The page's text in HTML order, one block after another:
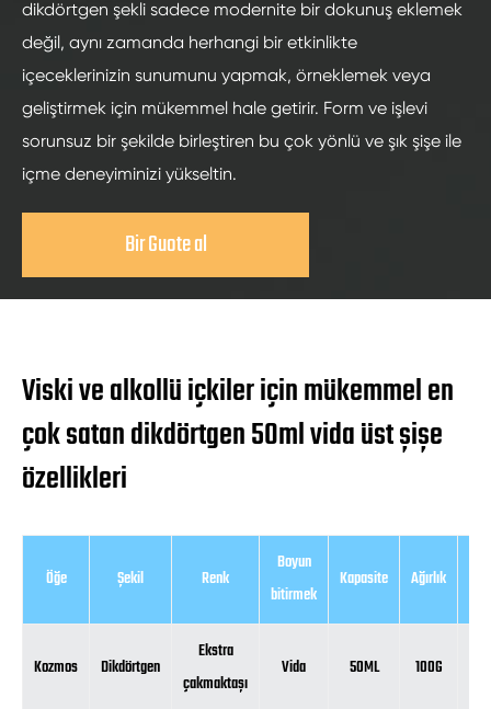
dikdörtgen şekli sadece modernite bir dokunuş eklemek
değil, aynı zamanda herhangi bir etkinlikte
içeceklerinizin sunumunu yapmak, örneklemek veya
geliştirmek için mükemmel hale getirir. Form ve işlevi
sorunsuz bir şekilde birleştiren bu çok yönlü ve şık şişe ile
içme deneyiminizi yükseltin.
Bir Guote al
Viski ve alkollü içkiler için mükemmel en
çok satan dikdörtgen 50ml vida üst şişe
özellikleri
Öğe Şekil Renk
Boyun
bitirmek
Kapasite Ağırlık
Kozmos Dikdörtgen
Ekstra
çakmaktaşı
Vida 50ML 100G